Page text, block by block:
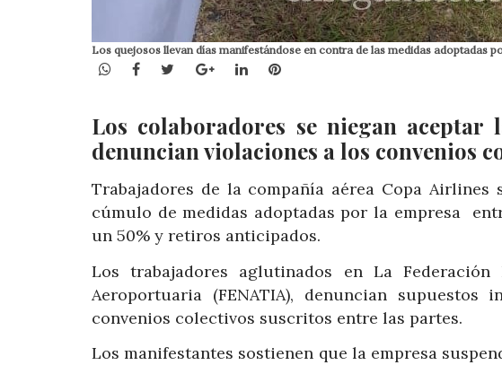
Los quejosos llevan días manifestándose en contra de las medidas adoptadas
WhatsApp
Facebook
TwitterGoogle+LinkedInPinterest
Los colaboradores se niegan aceptar
denuncian violaciones a los convenios
Trabajadores de la compañía aérea Copa
cúmulo de medidas adoptadas por la empresa
un 50% y retiros anticipados.
Los trabajadores aglutinados en La
Aeroportuaria (FENATIA), denuncian
convenios colectivos suscritos entre las partes.
Los manifestantes sostienen que la empresa